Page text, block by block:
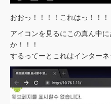
おおっ！！！！これはっ！！！
アイコンを見るにこの真ん中
か！！！
するってーとこれはインター